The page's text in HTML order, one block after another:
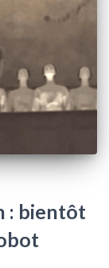
: bientôt